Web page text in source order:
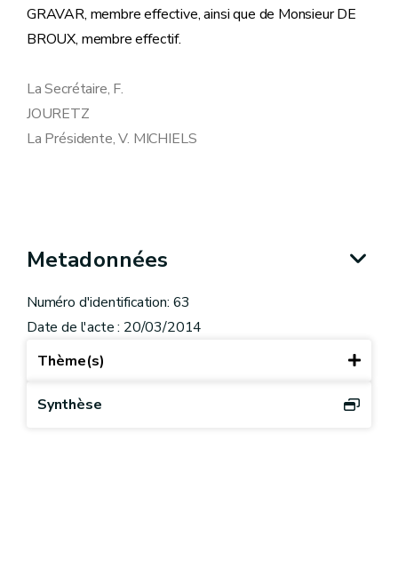
GRAVAR, membre effective, ainsi que de Monsieur DE
BROUX, membre effectif.
La Secrétaire, F.
JOURETZ
La Présidente, V. MICHIELS
Metadonnées
Numéro d'identification: 63
Date de l'acte : 20/03/2014
Thème(s)
Synthèse